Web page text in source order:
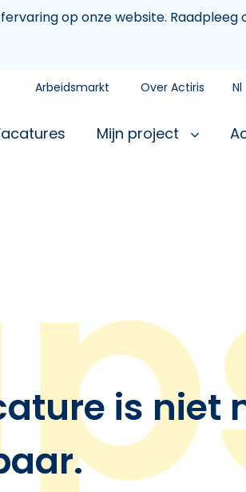
op onze website. Raadpleeg
Arbeidsmarkt Over Actiris Nl
Mijn project
is niet